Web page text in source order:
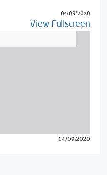
04/09/2020
View Fullscreen
04/09/2020